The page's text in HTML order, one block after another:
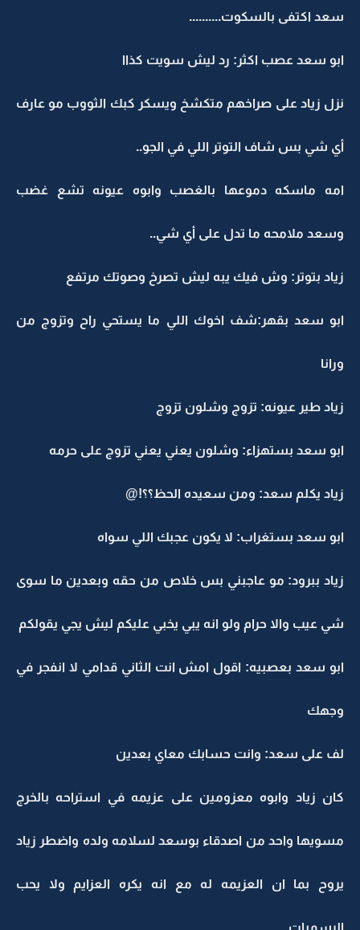
سعد اكتفى بالسكوت..........
ابو سعد عصب اكثر: رد ليش سويت كذاا
نزل زياد على صراخهم متكشخ ويسكر كبك الثووب مو عارف
أي شي بس شاف التوتر اللي في الجو..
امه ماسكه دموعها بالغصب وابوه عيونه تشع غضب
وسعد ملامحه ما تدل على أي شي..
زياد بتوتر: وش فيك يبه ليش تصرخ وصوتك مرتفع
ابو سعد بقهر:شف اخوك اللي ما يستحي راح وتزوج من
ورانا
زياد طير عيونه: تزوج وشلون تزوج
ابو سعد بستهزاء: وشلون يعني يعني تزوج على حرمه
زياد يكلم سعد: ومن سعيده الحظ؟؟!@
ابو سعد بستغراب: لا يكون عجبك اللي سواه
زياد ببرود: مو عاجبني بس خلاص من حقه وبعدين ما سوى
شي عيب والا حرام ولو انه يبي يخبي عليكم ليش يجي يقولكم
ابو سعد بعصبيه: اقول امش انت الثاني قدامي لا انفجر في
وجهك
لف على سعد: وانت حسابك معاي بعدين
كان زياد وابوه معزومين على عزيمه في استراحه بالخرج
مسويها واحد من اصدقاء بوسعد لسلامه ولده واضطر زياد
يروح بما ان العزيمه له مع انه يكره العزايم ولا يحب
الرسميات..